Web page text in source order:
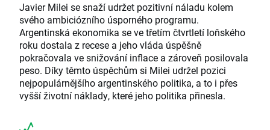
Javier Milei se snaží udržet pozitivní náladu kolem
svého ambiciózního úsporného programu.
Argentinská ekonomika se ve třetím čtvrtletí loňského
roku dostala z recese a jeho vláda úspěšně
pokračovala ve snižování inflace a zároveň posilovala
peso. Díky těmto úspěchům si Milei udržel pozici
nejpopulárnějšího argentinského politika, a to i přes
vyšší životní náklady, které jeho politika přinesla.